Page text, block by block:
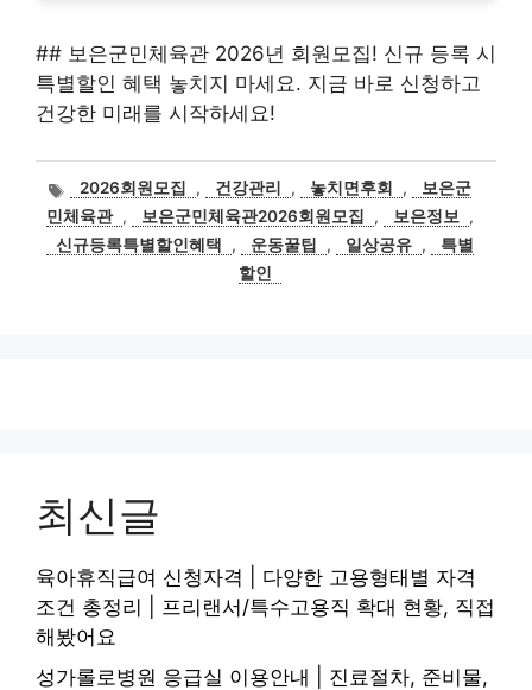
## 보은군민체육관 2026년 회원모집! 신규 등록 시
특별할인 혜택 놓치지 마세요. 지금 바로 신청하고
건강한 미래를 시작하세요!
태
그
2026회원모집 , 건강관리 , 놓치면후회 ,
보은군
민체육관 , 보은군민체육관2026회원모집 , 보은정보
,
신규등록특별할인혜택
, 운동꿀팁 , 일상공유 ,
특별
할인
최신글
육아휴직급여 신청자격 | 다양한 고용형태별 자격
조건 총정리 | 프리랜서/특수고용직 확대 현황, 직접
해봤어요
성가롤로병원 응급실 이용안내 | 진료절차, 준비물,